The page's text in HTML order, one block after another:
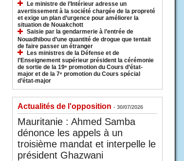
Le ministre de l’Intérieur adresse un
avertissement à la société chargée de la propreté
et exige un plan d’urgence pour améliorer la
situation de Nouakchott
Saisie par la gendarmerie à l’entrée de
Nouadhibou d’une quantité de drogue que tentait
de faire passer un étranger
Les ministres de la Défense et de
l’Enseignement supérieur président la cérémonie
de sortie de la 19ᵉ promotion du Cours d’état-
major et de la 7ᵉ promotion du Cours spécial
d’état-major
Actualités de l'opposition - 30/07/2026
Mauritanie : Ahmed Samba
dénonce les appels à un
troisième mandat et interpelle le
président Ghazwani